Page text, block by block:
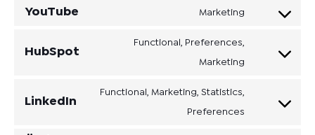
YouTube Marketing
HubSpot
Functional, Preferences,
Marketing
LinkedIn
Functional, Marketing, Statistics,
Preferences